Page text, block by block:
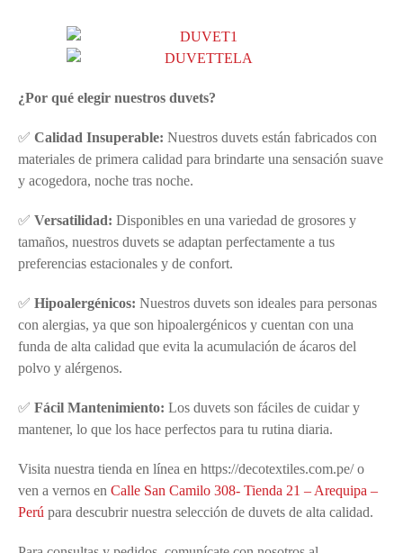
¿Por qué elegir nuestros duvets?
✅ Calidad Insuperable: Nuestros duvets están fabricados con
materiales de primera calidad para brindarte una sensación suave
y acogedora, noche tras noche.
✅ Versatilidad: Disponibles en una variedad de grosores y
tamaños, nuestros duvets se adaptan perfectamente a tus
preferencias estacionales y de confort.
✅ Hipoalergénicos: Nuestros duvets son ideales para personas
con alergias, ya que son hipoalergénicos y cuentan con una
funda de alta calidad que evita la acumulación de ácaros del
polvo y alérgenos.
✅ Fácil Mantenimiento: Los duvets son fáciles de cuidar y
mantener, lo que los hace perfectos para tu rutina diaria.
Visita nuestra tienda en línea en https://decotextiles.com.pe/ o
ven a vernos en Calle San Camilo 308- Tienda 21 – Arequipa –
Perú para descubrir nuestra selección de duvets de alta calidad.